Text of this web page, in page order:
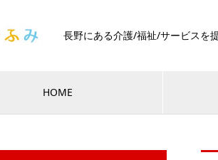
長野にある介護/福祉/サービスを
HOME